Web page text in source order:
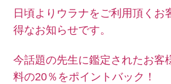
日頃よりウラナをご利用頂くお
得なお知らせです。
今話題の先生に鑑定されたお客
料の20％をポイントバック！